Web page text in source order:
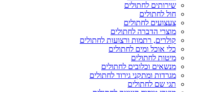
שירותים לחתולים
חול לחתולים
צעצועים לחתולים
מוצרי הדברה לחתולים
קולרים, רתמות ורצועות לחתולים
כלי אוכל ומים לחתולים
מיטות לחתולים
מנשאים וכלובים לחתולים
מגרדות ומתקני גירוד לחתולים
תגי שם לחתולים